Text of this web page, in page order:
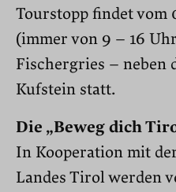
Tourstopp findet vom
(immer von 9 – 16
Fischergries – neben
Kufstein statt.
Die „Beweg dich
In Kooperation mit
Landes Tirol werden